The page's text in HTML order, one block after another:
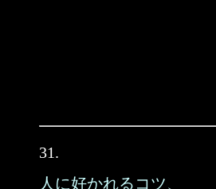
31.
人に好かれるコツ、